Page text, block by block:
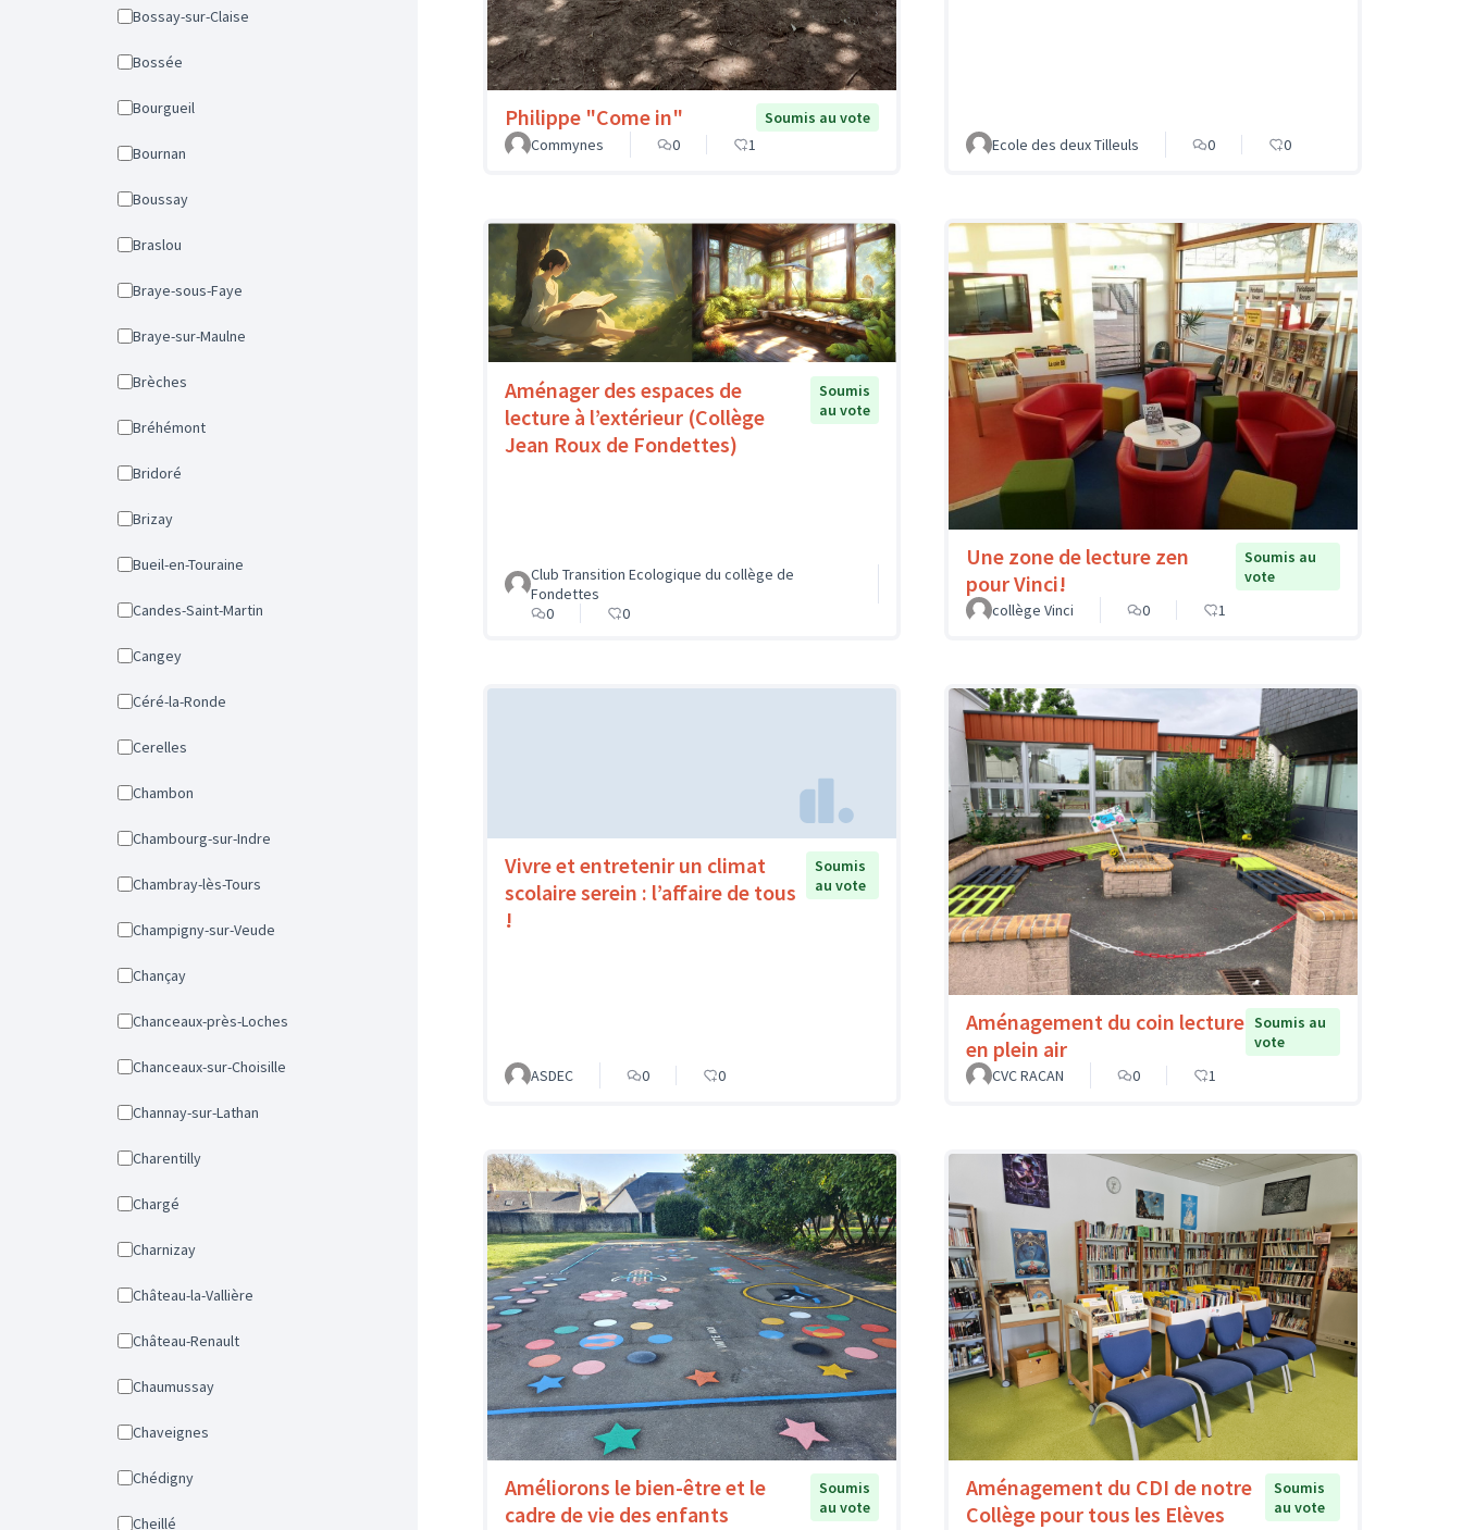
Bossay-sur-Claise
Bossée
Bourgueil
Bournan
Boussay
Braslou
Braye-sous-Faye
Braye-sur-Maulne
Brèches
Bréhémont
Bridoré
Brizay
Bueil-en-Touraine
Candes-Saint-Martin
Cangey
Céré-la-Ronde
Cerelles
Chambon
Chambourg-sur-Indre
Chambray-lès-Tours
Champigny-sur-Veude
Chançay
Chanceaux-près-Loches
Chanceaux-sur-Choisille
Channay-sur-Lathan
Charentilly
Chargé
Charnizay
Château-la-Vallière
Château-Renault
Chaumussay
Chaveignes
Chédigny
Cheillé
Philippe "Come in"
Soumis au vote
Commynes
0 1 Ecole des deux Tilleuls 0 0
Aménager des espaces de
lecture à l’extérieur (Collège
Jean Roux de Fondettes)
Soumis
au vote
Club Transition Ecologique du collège de
Fondettes
0
0
Une zone de lecture zen
pour Vinci!
Soumis au
vote
collège Vinci
0 1
Vivre et entretenir un climat
scolaire serein : l’affaire de tous
!
Soumis
au vote
ASDEC 0 0
Aménagement du coin lecture
en plein air
Soumis au
vote
CVC RACAN
0 1
Améliorons le bien-être et le
cadre de vie des enfants
Soumis
au vote
Aménagement du CDI de notre
Collège pour tous les Elèves
Soumis
au vote